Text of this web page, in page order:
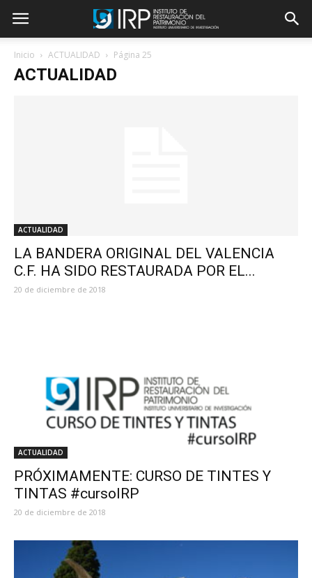
Inicio ACTUALIDAD Página 25
ACTUALIDAD
ACTUALIDAD
LA BANDERA ORIGINAL DEL VALENCIA
C.F. HA SIDO RESTAURADA POR EL...
20 de diciembre de 2018
ACTUALIDAD
PRÓXIMAMENTE: CURSO DE TINTES Y
TINTAS #cursoIRP
20 de diciembre de 2018